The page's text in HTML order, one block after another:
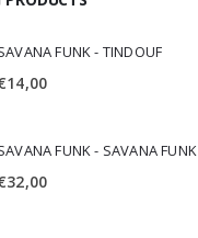
FUNK - TINDOUF
14,00
FUNK - SAVANA FUNK
32,00